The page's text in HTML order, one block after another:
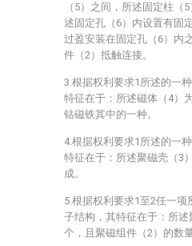
（5）之间，所述固定柱（
述固定孔（6）内设置有固
过盈安装在固定孔（6）内
件（2）抵触连接。
3.根据权利要求1所述的一
特征在于：所述磁体（4）
钴磁铁其中的一种。
4.根据权利要求1所述的一
特征在于：所述聚磁壳（3
成。
5.根据权利要求1至2任一
子结构，其特征在于：所
个，且聚磁组件（2）的数